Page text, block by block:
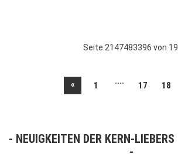
Seite 2147483396 von 19.
« 1 .... 17 18
NEUIGKEITEN DER KERN-